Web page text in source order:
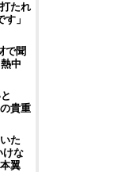
たれ
」
で聞
中
貴重
た
な
翼